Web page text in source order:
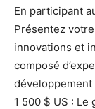
En participant
Présentez
innovations et
composé
1 500 $ US : Le